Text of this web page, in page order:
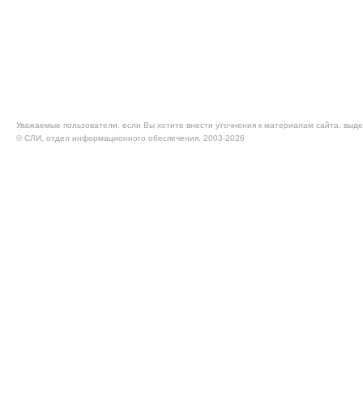
Уважаемые пользователи, если Вы хотите внести уточнения к материалам сайта,
© CЛИ, отдел информационного обеспечения, 2003-2026